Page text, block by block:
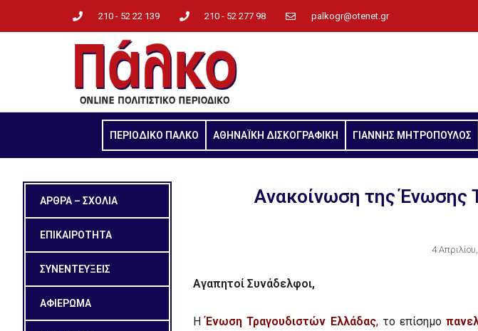
210 - 52 22 139 210 - 52 277 98 palkogr@otenet.gr
ΠΕΡΙΟΔΙΚΟ ΠΑΛΚΟ ΑΘΗΝΑΪΚΗ ΔΙΣΚΟΓΡΑΦΙΚΗ ΓΙΑΝΝΗΣ ΜΗΤΡΟΠΟΥΛΟΣ
ΑΡΘΡΑ – ΣΧΟΛΙΑ
ΕΠΙΚΑΙΡΟΤΗΤΑ
ΣΥΝΕΝΤΕΥΞΕΙΣ
ΑΦΙΕΡΩΜΑ
Aνακοίνωση της Ένωσης
4
Αγαπητοί Συνάδελφοι,
ΗΈνωση Τραγουδιστών Ελλάδας,το επίσημο